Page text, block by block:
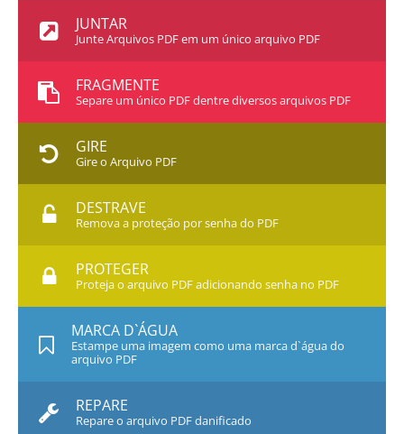
JUNTAR
Junte Arquivos PDF em um único arquivo PDF
FRAGMENTE
Separe um único PDF dentre diversos arquivos PDF
GIRE
Gire o Arquivo PDF
DESTRAVE
Remova a proteção por senha do PDF
PROTEGER
Proteja o arquivo PDF adicionando senha no PDF
MARCA D`ÁGUA
Estampe uma imagem como uma marca d`água do
arquivo PDF
REPARE
Repare o arquivo PDF danificado